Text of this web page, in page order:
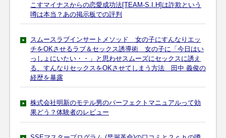
こすマイナスからの恋愛成功法[TEAM-S.I.H]は詐欺という
噂は本当？あの掲示板での評判
スムースラブインサートメソッド 女の子にすんなりエッ
チをOKさせるラブ＆セックス誘導術 女の子に「今日はい
っしょにいたい・・」と思わせスムーズにセックスに誘え
る、すんなりセックスをOKさせてしまう方法 田中 義俊の
経歴を暴露
株式会社明新のモテル男のパーフェクトマニュアルって効
果どう？体験者のレビュー